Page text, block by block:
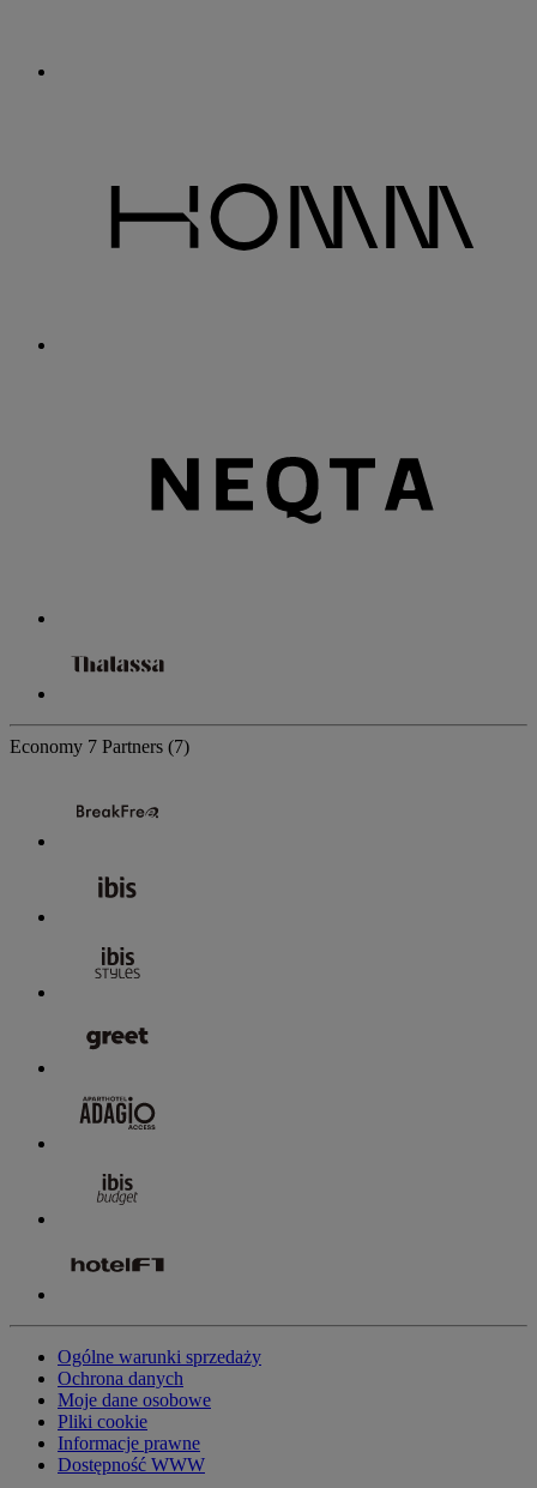
Economy 7 Partners (7)
Ogólne warunki sprzedaży
Ochrona danych
Moje dane osobowe
Pliki cookie
Informacje prawne
Dostępność WWW